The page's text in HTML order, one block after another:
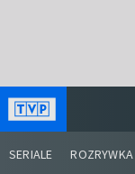
SERIALE ROZRYWKA